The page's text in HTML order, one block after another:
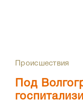
Происшествия
Под